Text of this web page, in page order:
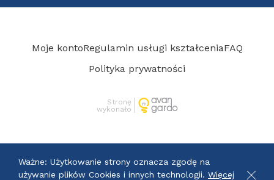
Moje kontoRegulamin usługi kształceniaFAQ
Polityka prywatności
Stronę
wykonało
Ważne: Użytkowanie strony oznacza zgodę na
używanie plików Cookies i innych technologii. Więcej